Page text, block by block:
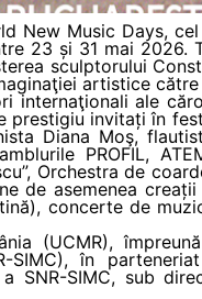
New Music Days,
23 și 31 mai 2026.
sculptorului
artistice
internaţionali ale
prestigiu invitați în
Diana Moş,
PROFIL,
Orchestra de
de asemenea
concerte de
(UCMR),
în
SNR-SIMC, sub